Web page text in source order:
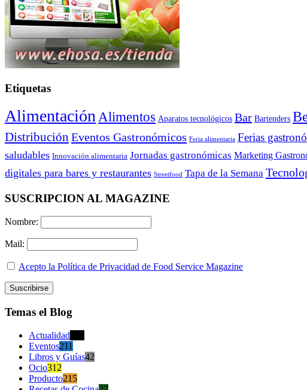
Etiquetas
Alimentación Alimentos Aparatos tecnológicos Bar Bartenders
Distribución Eventos Gastronómicos Feria alimentaria Ferias
saludables Innovación alimentaria Jornadas gastronómicas Marketing
digitales para bares y restaurantes Streetfood Tapa de la Semana
SUSCRIPCION AL MAGAZINE
Nombre:
Mail:
Acepto la Política de Privacidad de Food Service Magazine
Temas el Blog
Actualidad
Eventos211
Libros y Guías42
Ocio312
Producto215